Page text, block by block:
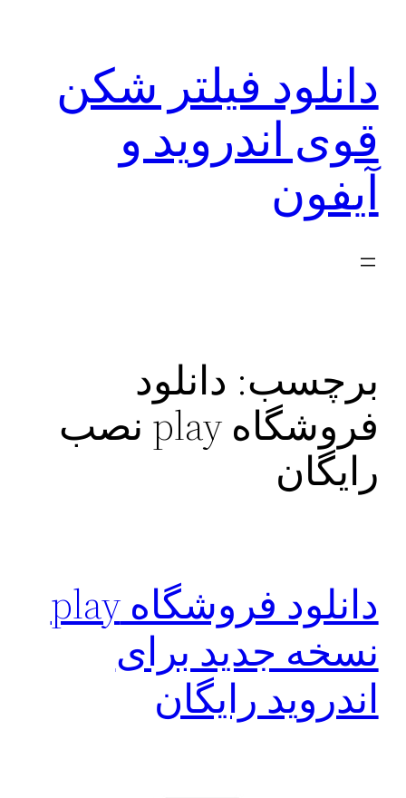
دانلود فیلتر شکن
قوی اندروید و
آیفون
برچسب: دانلود
فروشگاه play نصب
رایگان
دانلود فروشگاه play
نسخه جدید برای
اندروید رایگان